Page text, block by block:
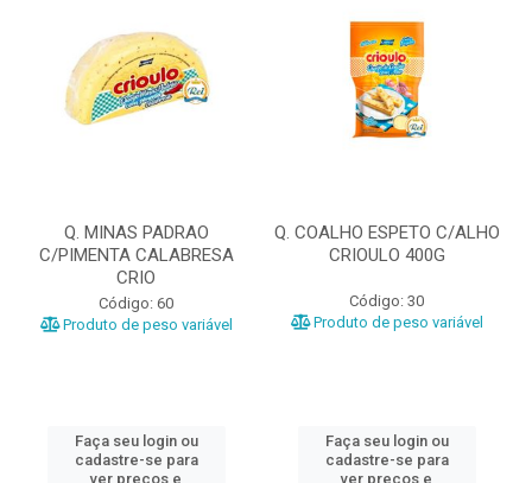
Q. MINAS PADRAO
C/PIMENTA CALABRESA
CRIO
Código: 60
Produto de peso variável
Faça seu login ou
cadastre-se para
ver preços e
Q. COALHO ESPETO C/ALHO
CRIOULO 400G
Código: 30
Produto de peso variável
Faça seu login ou
cadastre-se para
ver preços e